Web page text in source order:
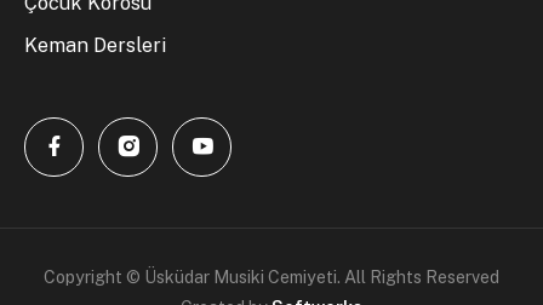
Keman Dersleri
Copyright © Üsküdar Musiki Cemiyeti. All Rights Reserved